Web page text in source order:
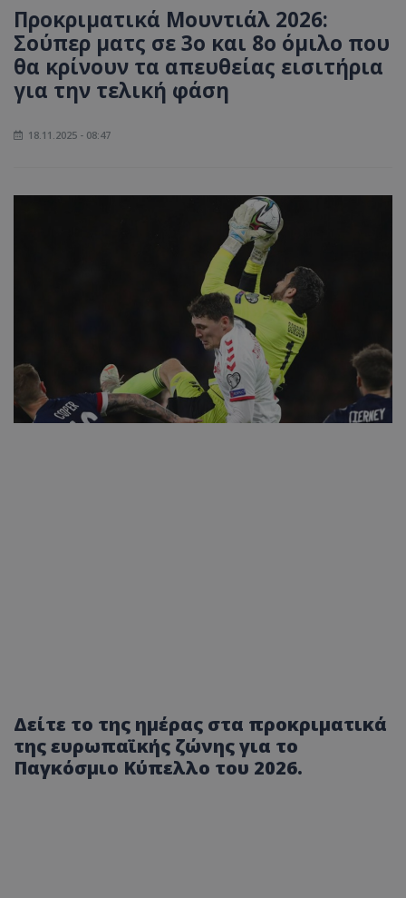
Προκριματικά Μουντιάλ 2026:
Σούπερ ματς σε 3ο και 8ο όμιλο που
θα κρίνουν τα απευθείας εισιτήρια
για την τελική φάση
18.11.2025 - 08:47
Δείτε το της ημέρας στα προκριματικά
της ευρωπαϊκής ζώνης για το
Παγκόσμιο Κύπελλο του 2026.